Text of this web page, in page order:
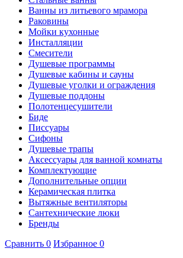
Ванны из литьевого мрамора
Раковины
Мойки кухонные
Инсталляции
Смесители
Душевые программы
Душевые кабины и сауны
Душевые уголки и ограждения
Душевые поддоны
Полотенцесушители
Биде
Писсуары
Сифоны
Душевые трапы
Аксессуары для ванной комнаты
Комплектующие
Дополнительные опции
Керамическая плитка
Вытяжные вентиляторы
Сантехнические люки
Бренды
Сравнить 0 Избранное 0